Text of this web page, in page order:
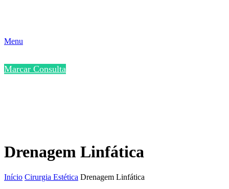
Menu
Marcar Consulta
Drenagem Linfática
Início Cirurgia Estética Drenagem Linfática